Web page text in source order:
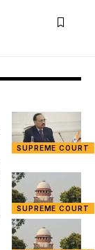
SUPREME COURT
SUPREME COURT